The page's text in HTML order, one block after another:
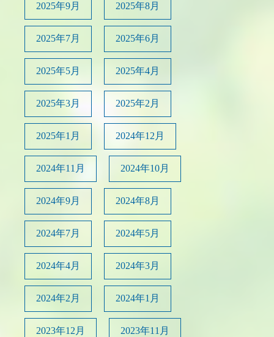
2025年9月 2025年8月
2025年7月 2025年6月
2025年5月 2025年4月
2025年3月 2025年2月
2025年1月 2024年12月
2024年11月 2024年10月
2024年9月 2024年8月
2024年7月 2024年5月
2024年4月 2024年3月
2024年2月 2024年1月
2023年12月 2023年11月